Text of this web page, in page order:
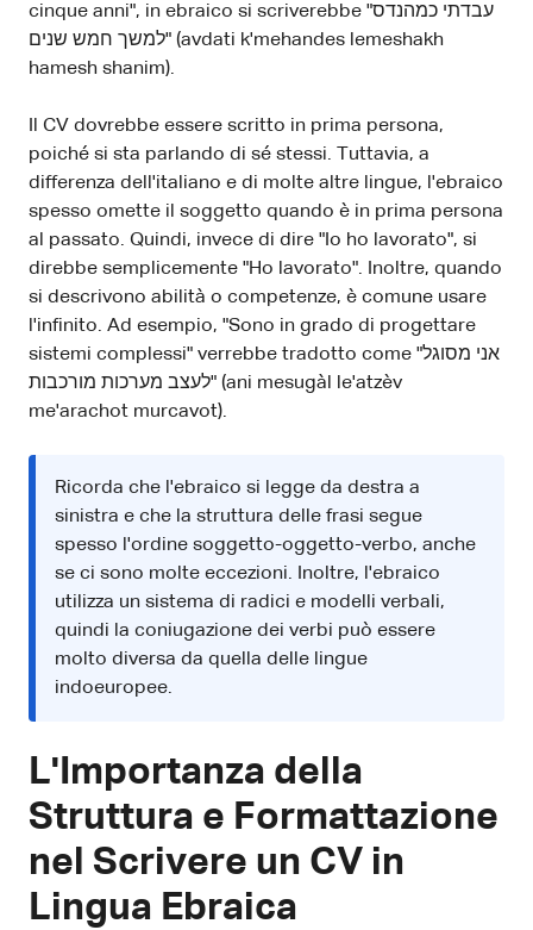
cinque anni", in ebraico si scriverebbe "עבדתי כמהנדס
למשך חמש שנים" (avdati k'mehandes lemeshakh
hamesh shanim).
Il CV dovrebbe essere scritto in prima persona,
poiché si sta parlando di sé stessi. Tuttavia, a
differenza dell'italiano e di molte altre lingue, l'ebraico
spesso omette il soggetto quando è in prima persona
al passato. Quindi, invece di dire "Io ho lavorato", si
direbbe semplicemente "Ho lavorato". Inoltre, quando
si descrivono abilità o competenze, è comune usare
l'infinito. Ad esempio, "Sono in grado di progettare
sistemi complessi" verrebbe tradotto come "אני מסוגל
לעצב מערכות מורכבות" (ani mesugàl le'atzèv
me'arachot murcavot).
Ricorda che l'ebraico si legge da destra a
sinistra e che la struttura delle frasi segue
spesso l'ordine soggetto-oggetto-verbo, anche
se ci sono molte eccezioni. Inoltre, l'ebraico
utilizza un sistema di radici e modelli verbali,
quindi la coniugazione dei verbi può essere
molto diversa da quella delle lingue
indoeuropee.
L'Importanza della
Struttura e Formattazione
nel Scrivere un CV in
Lingua Ebraica